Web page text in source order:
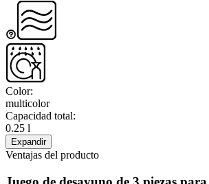
Color:
multicolor
Capacidad total:
0.25 l
Expandir
Ventajas del producto